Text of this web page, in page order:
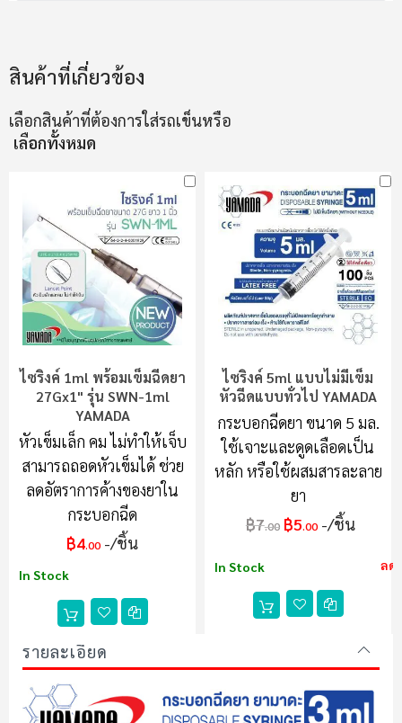
สินค้าที่เกี่ยวข้อง
เลือกสินค้าที่ต้องการใส่รถเข็นหรือ
เลือกทั้งหมด
ไซริงค์ 1ml พร้อมเข็มฉีดยา
27Gx1" รุ่น SWN-1ml
YAMADA
หัวเข็มเล็ก คม ไม่ทำให้เจ็บ
สามารถถอดหัวเข็มได้ ช่วย
ลดอัตราการค้างของยาใน
กระบอกฉีด
฿4.00 /ชิ้น
In Stock
ไซริงค์ 5ml แบบไม่มีเข็ม
หัวฉีดแบบทั่วไป YAMADA
กระบอกฉีดยา ขนาด 5 มล.
ใช้เจาะและดูดเลือดเป็น
หลัก หรือใช้ผสมสารละลาย
ยา
฿7.00 ฿5.00 /ชิ้น
In Stock ลด
รายละเอียด